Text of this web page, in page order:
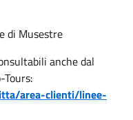
di Musestre
anche dal
area-clienti/linee-